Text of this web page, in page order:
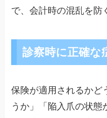
で、会計時の混乱を防
診察時に正確な
保険が適用されるかど
うか」「陥入爪の状態